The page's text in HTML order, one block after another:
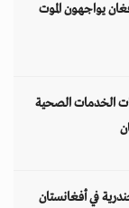
يواجهون الموت
الخدمات الصحية
في أفغانستان